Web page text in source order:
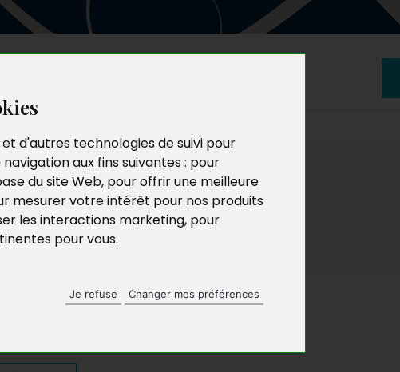
d'autres technologies de suivi pour
aux fins suivantes : pour
du site Web, pour offrir une meilleure
mesurer votre intérêt pour nos produits
les interactions marketing, pour
pour vous.
Je refuse Changer mes préférences